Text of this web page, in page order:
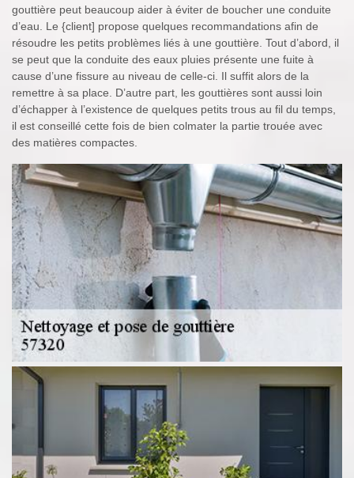
gouttière peut beaucoup aider à éviter de boucher une conduite
d’eau. Le {client] propose quelques recommandations afin de
résoudre les petits problèmes liés à une gouttière. Tout d’abord, il
se peut que la conduite des eaux pluies présente une fuite à
cause d’une fissure au niveau de celle-ci. Il suffit alors de la
remettre à sa place. D’autre part, les gouttières sont aussi loin
d’échapper à l’existence de quelques petits trous au fil du temps,
il est conseillé cette fois de bien colmater la partie trouée avec
des matières compactes.